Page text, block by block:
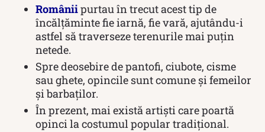
Româniipurtau în trecut acest tip de
încălțăminte fie iarnă, fie vară, ajutându-i
astfel să traverseze terenurile mai puțin
netede.
Spre deosebire de pantofi, ciubote, cisme
sau ghete, opincile sunt comune și femeilor
și barbaților.
În prezent, mai există artiști care poartă
opinci la costumul popular tradițional.